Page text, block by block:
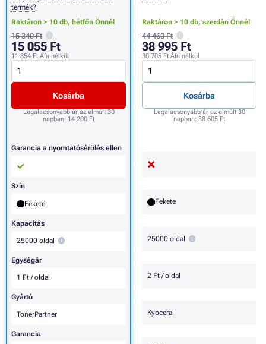
Raktáron > 10 db, szerdán Önnél
44 460 Ft
38 995 Ft
30 705 Ft Áfa nélkül
Kosárba
Legalacsonyabb ár az elmúlt 30
napban: 38 605 Ft
Fekete
25000 oldal
2 Ft / oldal
Kyocera
termék?
Raktáron > 10 db, hétfőn Önnél
15 340 Ft
15 055 Ft
11 854 Ft Áfa nélkül
Kosárba
Legalacsonyabb ár az elmúlt 30
napban: 14 200 Ft
Garancia a nyomtatósérülés ellen
Szín
Fekete
Kapacitás
25000 oldal
Egységár
1 Ft / oldal
Gyártó
TonerPartner
Garancia